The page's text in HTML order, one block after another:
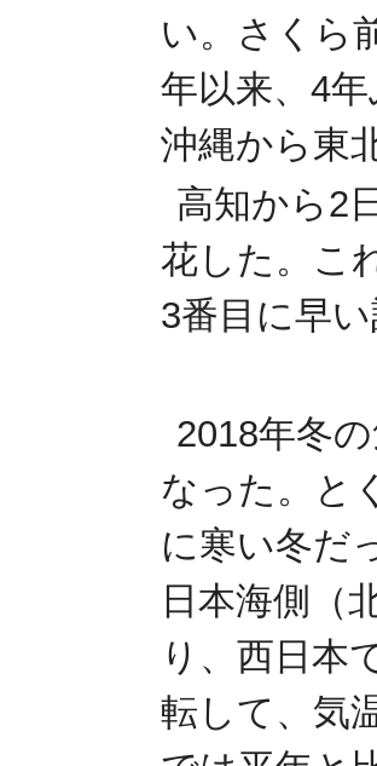
い。さくら
年以来、4
沖縄から東
高知から2
花した。こ
3番目に早
2018年冬
なった。と
に寒い冬だ
日本海側（
り、西日本
転して、気